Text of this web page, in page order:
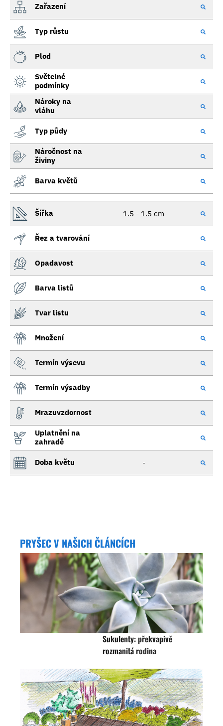
Zařazení
Typ růstu
Plod
Světelné
podmínky
Nároky na
vláhu
Typ půdy
Náročnost na
živiny
Barva květů
Šířka 1.5 - 1.5 cm
Řez a tvarování
Opadavost
Barva listů
Tvar listu
Množení
Termín výsevu
Termín výsadby
Mrazuvzdornost
Uplatnění na
zahradě
Doba květu -
PRYŠEC V NAŠICH ČLÁNCÍCH
Sukulenty: překvapivě
rozmanitá rodina